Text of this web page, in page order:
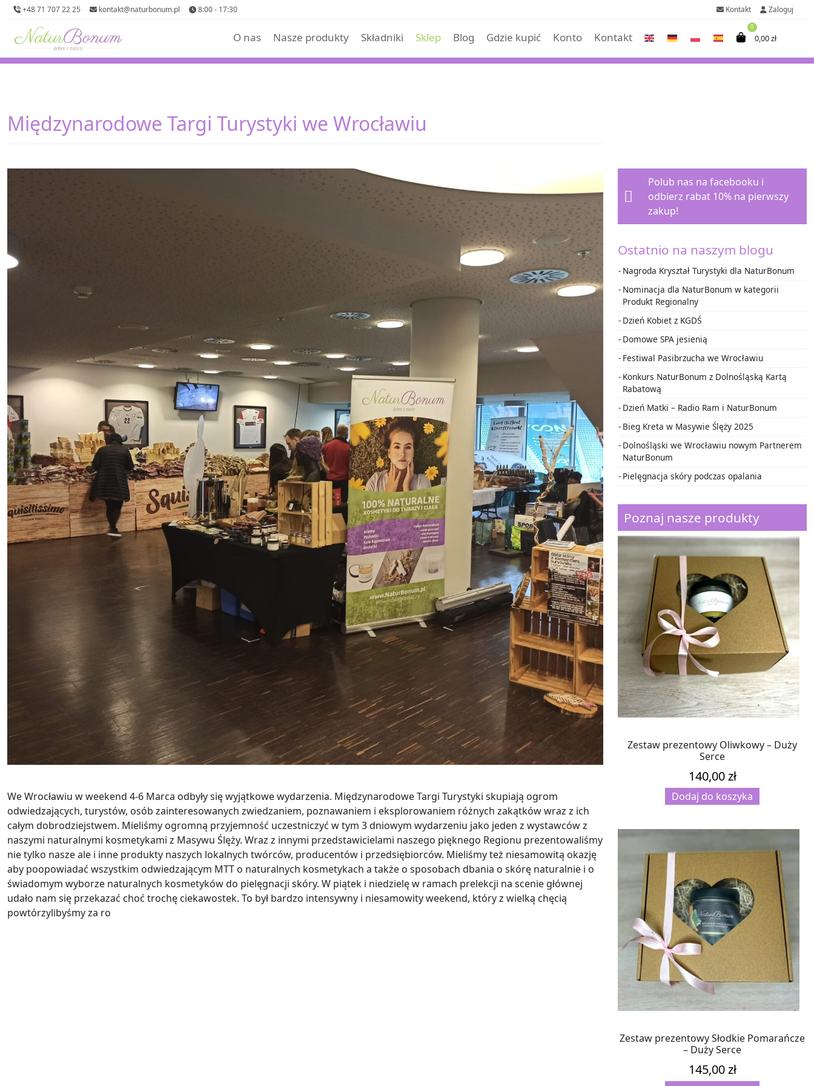
+48 71 707 22 25 kontakt@naturbonum.pl 8:00 - 17:30 Kontakt Zaloguj
O nas Nasze produkty Składniki Sklep Blog Gdzie kupić Konto Kontakt
0
0,00zł
Międzynarodowe Targi Turystyki we Wrocławiu
We Wrocławiu w weekend 4-6 Marca odbyły się wyjątkowe wydarzenia. Międzynarodowe Targi Turystyki skupiają ogrom
odwiedzających, turystów, osób zainteresowanych zwiedzaniem, poznawaniem i eksplorowaniem różnych zakątków wraz z ich
całym dobrodziejstwem. Mieliśmy ogromną przyjemność uczestniczyć w tym 3 dniowym wydarzeniu jako jeden z wystawców z
naszymi naturalnymi kosmetykami z Masywu Ślęży. Wraz z innymi przedstawicielami naszego pięknego Regionu prezentowaliśmy
nie tylko nasze ale i inne produkty naszych lokalnych twórców, producentów i przedsiębiorców. Mieliśmy też niesamowitą okazję
aby poopowiadać wszystkim odwiedzającym MTT o naturalnych kosmetykach a także o sposobach dbania o skórę naturalnie i o
świadomym wyborze naturalnych kosmetyków do pielęgnacji skóry. W piątek i niedzielę w ramach prelekcji na scenie głównej
udało nam się przekazać choć trochę ciekawostek. To był bardzo intensywny i niesamowity weekend, który z wielką chęcią
powtórzylibyśmy za ro
Polub nas na facebooku i
odbierz rabat 10% na pierwszy
zakup!
Ostatnio na naszym blogu
Nagroda Kryształ Turystyki dla NaturBonum
Nominacja dla NaturBonum w kategorii
Produkt Regionalny
Dzień Kobiet z KGDŚ
Domowe SPA jesienią
Festiwal Pasibrzucha we Wrocławiu
Konkurs NaturBonum z Dolnośląską Kartą
Rabatową
Dzień Matki – Radio Ram i NaturBonum
Bieg Kreta w Masywie Ślęży 2025
Dolnośląski we Wrocławiu nowym Partnerem
NaturBonum
Pielęgnacja skóry podczas opalania
Poznaj nasze produkty
Zestaw prezentowy Oliwkowy – Duży
Serce
140,00zł
Dodaj do koszyka
Zestaw prezentowy Słodkie Pomarańcze
– Duży Serce
145,00zł